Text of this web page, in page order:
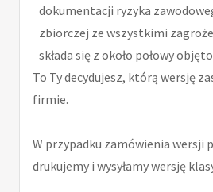
dokumentacji ryzyka
zbiorczej ze wszystkimi
składa się z około połowy
To Ty decydujesz, którą wersję
firmie.
W przypadku zamówienia wersji
drukujemy i wysyłamy wersję